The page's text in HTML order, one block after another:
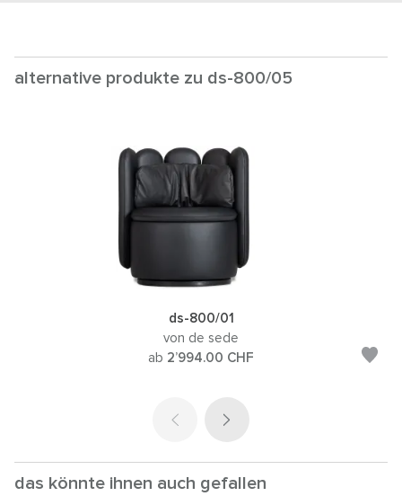
alternative produkte zu ds-800/05
ds-800/01
von de sede
ab 2’994.00 CHF
das könnte ihnen auch gefallen